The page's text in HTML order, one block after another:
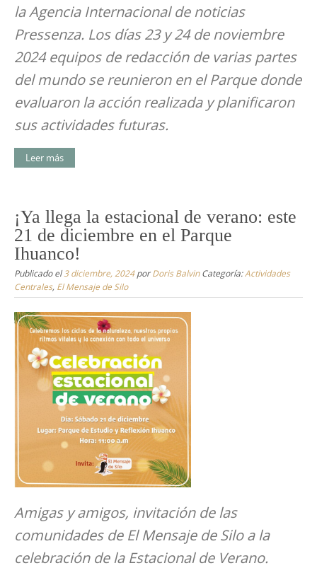
la Agencia Internacional de noticias
Pressenza. Los días 23 y 24 de noviembre
2024 equipos de redacción de varias partes
del mundo se reunieron en el Parque donde
evaluaron la acción realizada y planificaron
sus actividades futuras.
Leer más
¡Ya llega la estacional de verano: este
21 de diciembre en el Parque
Ihuanco!
Publicado el 3 diciembre, 2024porDoris BalvinCategoría: Actividades
Centrales, El Mensaje de Silo
Amigas y amigos, invitación de las
comunidades de El Mensaje de Silo a la
celebración de la Estacional de Verano.